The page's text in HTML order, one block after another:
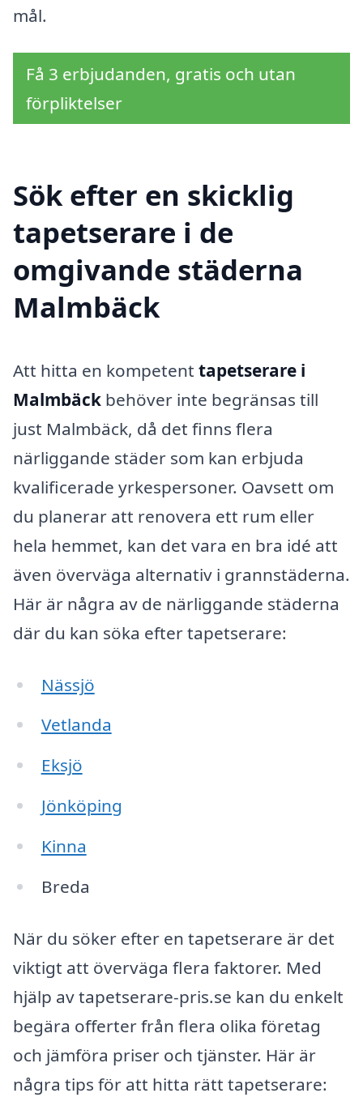
mål.
Få 3 erbjudanden, gratis och utan
förpliktelser
Sök efter en skicklig
tapetserare i de
omgivande städerna
Malmbäck
Att hitta en kompetent tapetserare i
Malmbäck behöver inte begränsas till
just Malmbäck, då det finns flera
närliggande städer som kan erbjuda
kvalificerade yrkespersoner. Oavsett om
du planerar att renovera ett rum eller
hela hemmet, kan det vara en bra idé att
även överväga alternativ i grannstäderna.
Här är några av de närliggande städerna
där du kan söka efter tapetserare:
Nässjö
Vetlanda
Eksjö
Jönköping
Kinna
Breda
När du söker efter en tapetserare är det
viktigt att överväga flera faktorer. Med
hjälp av tapetserare-pris.se kan du enkelt
begära offerter från flera olika företag
och jämföra priser och tjänster. Här är
några tips för att hitta rätt tapetserare: